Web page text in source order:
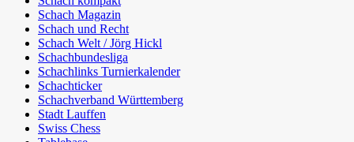
Schach Magazin
Schach und Recht
Schach Welt / Jörg Hickl
Schachbundesliga
Schachlinks Turnierkalender
Schachticker
Schachverband Württemberg
Stadt Lauffen
Swiss Chess